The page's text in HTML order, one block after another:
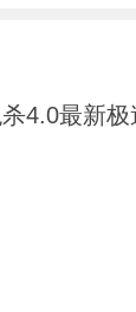
4.0最新